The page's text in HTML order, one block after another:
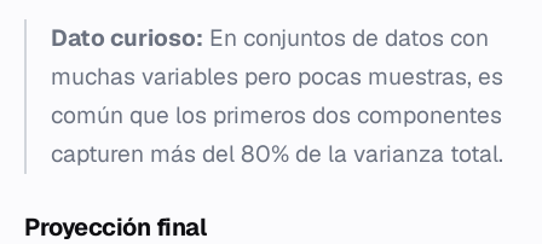
Dato curioso: En conjuntos de datos con
muchas variables pero pocas muestras, es
común que los primeros dos componentes
capturen más del 80% de la varianza total.
Proyección final